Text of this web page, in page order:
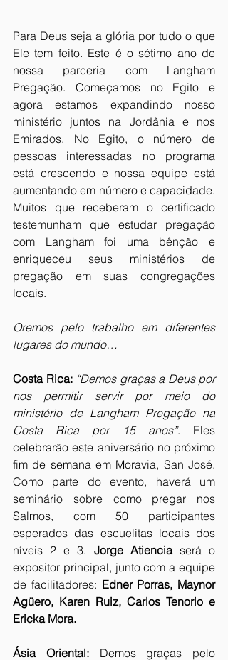
Para Deus seja a glória por tudo o que
Ele tem feito. Este é o sétimo ano de
nossa parceria com Langham
Pregação. Começamos no Egito e
agora estamos expandindo nosso
ministério juntos na Jordânia e nos
Emirados. No Egito, o número de
pessoas interessadas no programa
está crescendo e nossa equipe está
aumentando em número e capacidade.
Muitos que receberam o certificado
testemunham que estudar pregação
com Langham foi uma bênção e
enriqueceu seus ministérios de
pregação em suas congregações
locais.
Oremos pelo trabalho em diferentes
lugares do mundo…
Costa Rica: “Demos graças a Deus por
nos permitir servir por meio do
ministério de Langham Pregação na
Costa Rica por 15 anos”. Eles
celebrarão este aniversário no próximo
fim de semana em Moravia, San José.
Como parte do evento, haverá um
seminário sobre como pregar nos
Salmos, com 50 participantes
esperados das escuelitas locais dos
níveis 2 e 3. Jorge Atiencia será o
expositor principal, junto com a equipe
de facilitadores: Edner Porras, Maynor
Agüero, Karen Ruiz, Carlos Tenorio e
Ericka Mora.
Ásia Oriental: Demos graças pelo